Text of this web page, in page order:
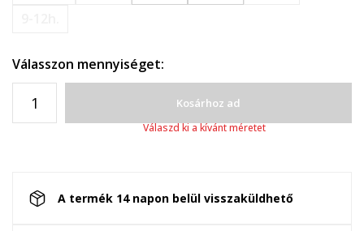
Válasszon mennyiséget:
Kosárhoz ad
Válaszd ki a kívánt méretet
A termék 14 napon belül visszaküldhető